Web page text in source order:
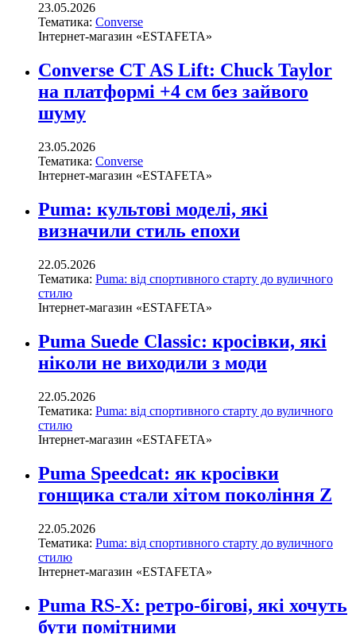
23.05.2026
Тематика: Converse
Інтернет-магазин «ESTAFETA»
Converse CT AS Lift: Chuck Taylor
на платформі +4 см без зайвого
шуму
23.05.2026
Тематика: Converse
Інтернет-магазин «ESTAFETA»
Puma: культові моделі, які
визначили стиль епохи
22.05.2026
Тематика: Puma: від спортивного старту до вуличного
стилю
Інтернет-магазин «ESTAFETA»
Puma Suede Classic: кросівки, які
ніколи не виходили з моди
22.05.2026
Тематика: Puma: від спортивного старту до вуличного
стилю
Інтернет-магазин «ESTAFETA»
Puma Speedcat: як кросівки
гонщика стали хітом покоління Z
22.05.2026
Тематика: Puma: від спортивного старту до вуличного
стилю
Інтернет-магазин «ESTAFETA»
Puma RS-X: ретро-бігові, які хочуть
бути помітними